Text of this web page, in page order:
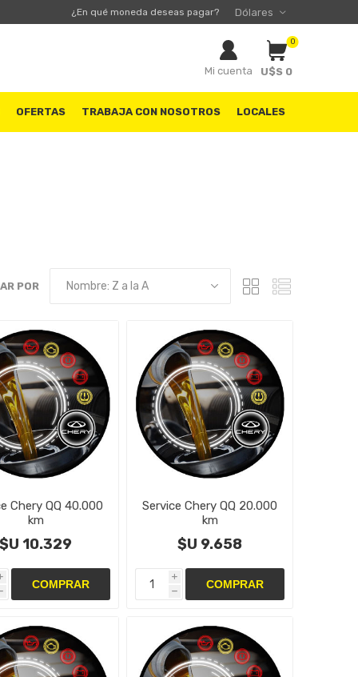
¿En qué moneda deseas pagar?
Mi cuenta
0
U$S 0
OFERTAS TRABAJA CON NOSOTROS LOCALES
POR
Chery QQ 40.000
km
$U 10.329
Service Chery QQ 20.000
km
$U 9.658
i
h